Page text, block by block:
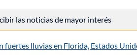
las noticias de mayor interés
fuertes lluvias en Florida, Estados